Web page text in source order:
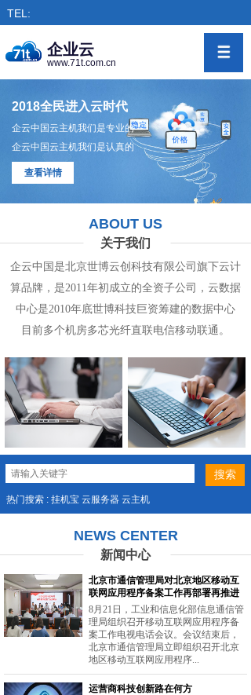
TEL:
企业云
www.71t.com.cn
2018全民进入云时代
企云中国云主机我们是专业的
企云中国云主机我们是认真的
查看详情
ABOUT US
关于我们
企云中国是北京世博云创科技有限公司旗下云计
算品牌，是2011年初成立的全资子公司， 云数据
中心是2010年底世博科技巨资筹建的数据中心
目前多个机房多芯光纤直联电信移动联通。
热门搜索 : 挂机宝 云服务器 云主机
NEWS CENTER
新闻中心
北京市通信管理局对北京地区移动互
联网应用程序备案工作再部署再推进
8月21日，工业和信息化部信息通信管
理局组织召开移动互联网应用程序备
案工作电视电话会议。会议结束后，
北京市通信管理局立即组织召开北京
地区移动互联网应用程序...
运营商科技创新路在何方